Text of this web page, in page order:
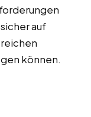
auf
können.